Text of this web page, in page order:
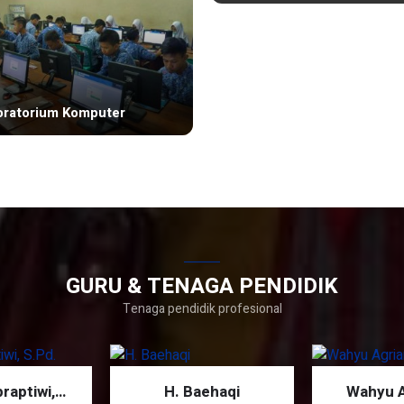
Komputer
GURU & TENAGA PENDIDIK
Tenaga pendidik profesional
H. Baehaqi Wahyu